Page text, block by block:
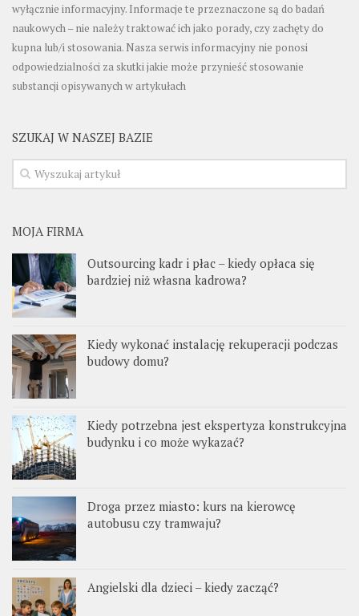
wyłącznie informacyjny. Informacje te przeznaczone są do badań
naukowych – nie należy traktować ich jako porady, czy zachęty do
kupna lub/i stosowania. Nasza serwis informacyjny nie ponosi
odpowiedzialności za skutki jakie może przynieść stosowanie
substancji opisywanych w artykułach
SZUKAJ W NASZEJ BAZIE
MOJA FIRMA
Outsourcing kadr i płac – kiedy opłaca się
bardziej niż własna kadrowa?
Kiedy wykonać instalację rekuperacji podczas
budowy domu?
Kiedy potrzebna jest ekspertyza konstrukcyjna
budynku i co może wykazać?
Droga przez miasto: kurs na kierowcę
autobusu czy tramwaju?
Angielski dla dzieci – kiedy zacząć?